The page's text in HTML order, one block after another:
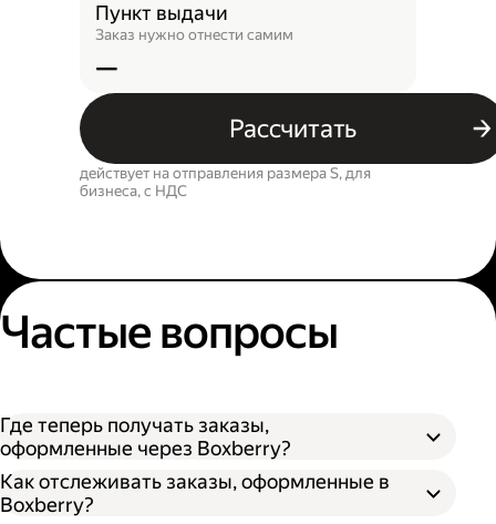
Пункт выдачи
Заказ нужно отнести самим
—
Рассчитать
действует на отправления размера S, для
бизнеса, c НДС
Частые вопросы
Где теперь получать заказы,
оформленные через Boxberry?
Как отслеживать заказы, оформленные в
Boxberry?